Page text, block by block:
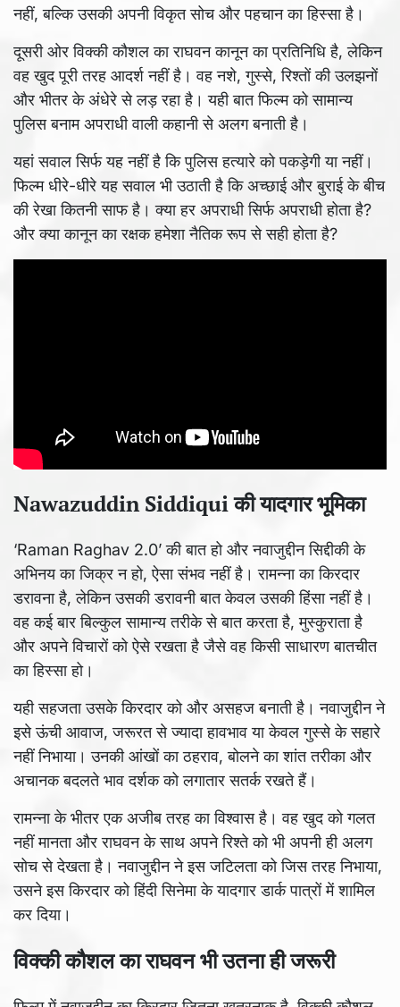
नहीं, बल्कि उसकी अपनी विकृत सोच और पहचान का हिस्सा है।
दूसरी ओर विक्की कौशल का राघवन कानून का प्रतिनिधि है, लेकिन
वह खुद पूरी तरह आदर्श नहीं है। वह नशे, गुस्से, रिश्तों की उलझनों
और भीतर के अंधेरे से लड़ रहा है। यही बात फिल्म को सामान्य
पुलिस बनाम अपराधी वाली कहानी से अलग बनाती है।
यहां सवाल सिर्फ यह नहीं है कि पुलिस हत्यारे को पकड़ेगी या नहीं।
फिल्म धीरे-धीरे यह सवाल भी उठाती है कि अच्छाई और बुराई के बीच
की रेखा कितनी साफ है। क्या हर अपराधी सिर्फ अपराधी होता है?
और क्या कानून का रक्षक हमेशा नैतिक रूप से सही होता है?
Nawazuddin Siddiqui की यादगार भूमिका
‘Raman Raghav 2.0’ की बात हो और नवाजुद्दीन सिद्दीकी के
अभिनय का जिक्र न हो, ऐसा संभव नहीं है। रामन्ना का किरदार
डरावना है, लेकिन उसकी डरावनी बात केवल उसकी हिंसा नहीं है।
वह कई बार बिल्कुल सामान्य तरीके से बात करता है, मुस्कुराता है
और अपने विचारों को ऐसे रखता है जैसे वह किसी साधारण बातचीत
का हिस्सा हो।
यही सहजता उसके किरदार को और असहज बनाती है। नवाजुद्दीन ने
इसे ऊंची आवाज, जरूरत से ज्यादा हावभाव या केवल गुस्से के सहारे
नहीं निभाया। उनकी आंखों का ठहराव, बोलने का शांत तरीका और
अचानक बदलते भाव दर्शक को लगातार सतर्क रखते हैं।
रामन्ना के भीतर एक अजीब तरह का विश्वास है। वह खुद को गलत
नहीं मानता और राघवन के साथ अपने रिश्ते को भी अपनी ही अलग
सोच से देखता है। नवाजुद्दीन ने इस जटिलता को जिस तरह निभाया,
उसने इस किरदार को हिंदी सिनेमा के यादगार डार्क पात्रों में शामिल
कर दिया।
विक्की कौशल का राघवन भी उतना ही जरूरी